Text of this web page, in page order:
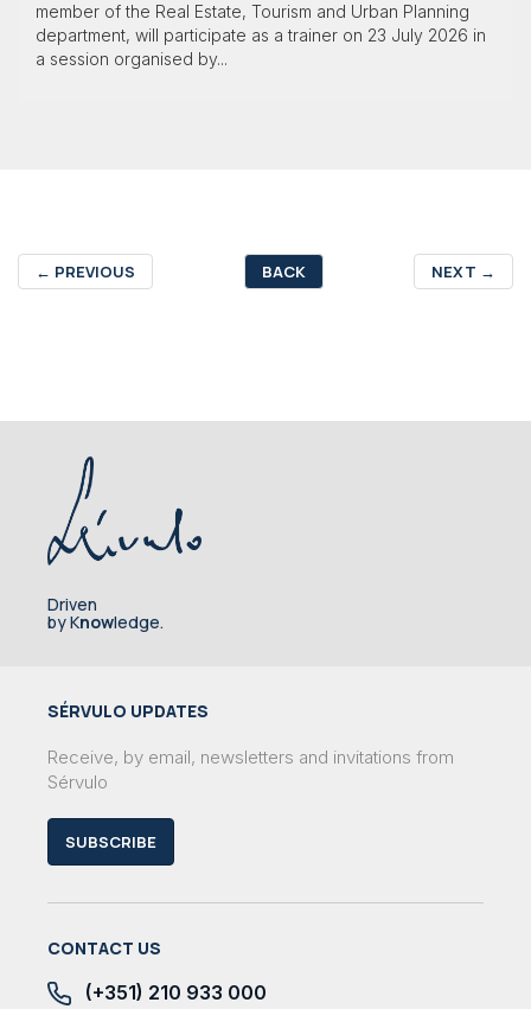
member of the Real Estate, Tourism and Urban Planning
department, will participate as a trainer on 23 July 2026 in
a session organised by...
← PREVIOUS BACK NEXT →
Driven
by Knowledge.
SÉRVULO UPDATES
Receive, by email, newsletters and invitations from
Sérvulo
SUBSCRIBE
CONTACT US
(+351) 210 933 000